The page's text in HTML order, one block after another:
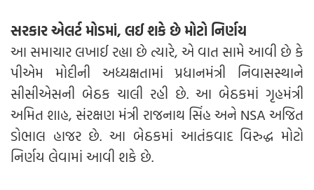
સરકાર એલર્ટ મોડમાં, લઈ શકે છે મોટો નિર્ણય
આ સમાચાર લખાઈ રહ્યા છે ત્યારે, એ વાત સામે આવી છે કે
પીએમ મોદીની અધ્યક્ષતામાં પ્રધાનમંત્રી નિવાસસ્થાને
સીસીએસની બેઠક ચાલી રહી છે. આ બેઠકમાં ગૃહમંત્રી
અમિત શાહ, સંરક્ષણ મંત્રી રાજનાથ સિંહ અને NSA અજિત
ડોભાલ હાજર છે. આ બેઠકમાં આતંકવાદ વિરુદ્ધ મોટો
નિર્ણય લેવામાં આવી શકે છે.